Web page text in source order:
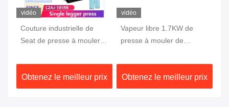
vidéo
Couture industrielle de
Seat de presse à mouler
Obtenez le meilleur prix
vidéo
Vapeur libre 1.7KW de
presse à mouler de
pression
Obtenez le meilleur prix